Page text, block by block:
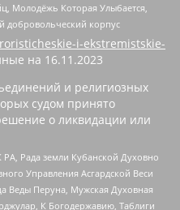
Молодёжь Которая Улыбается,
добровольческий корпус
i-ekstremistskie-
на 16.11.2023
и религиозных
судом принято
о ликвидации или
Рада земли Кубанской Духовно
Управления Асгардской Веси
Веды Перуна, Мужская Духовная
К Богодержавию, Таблиги